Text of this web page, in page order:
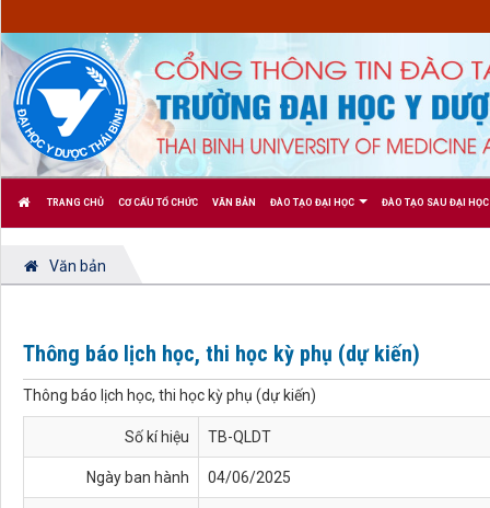
TRANG CHỦ CƠ CẤU TỔ CHỨC VĂN BẢN ĐÀO TẠO ĐẠI HỌC ĐÀO TẠO SAU ĐẠI HỌC
Văn bản
Thông báo lịch học, thi học kỳ phụ (dự kiến)
Thông báo lịch học, thi học kỳ phụ (dự kiến)
Số kí hiệu TB-QLDT
Ngày ban hành 04/06/2025